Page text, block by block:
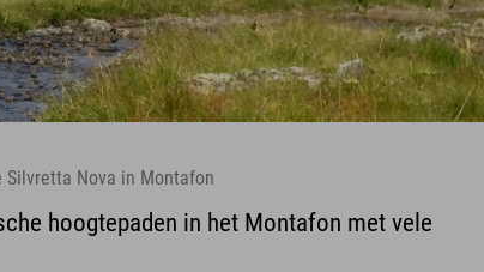
Nova in Montafon
hoogtepaden in het Montafon met vele